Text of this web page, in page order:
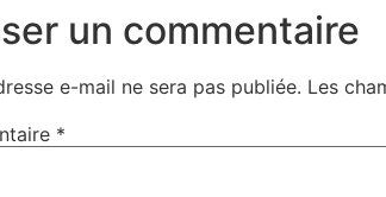
un commentaire
e-mail ne sera pas publiée. Les
*